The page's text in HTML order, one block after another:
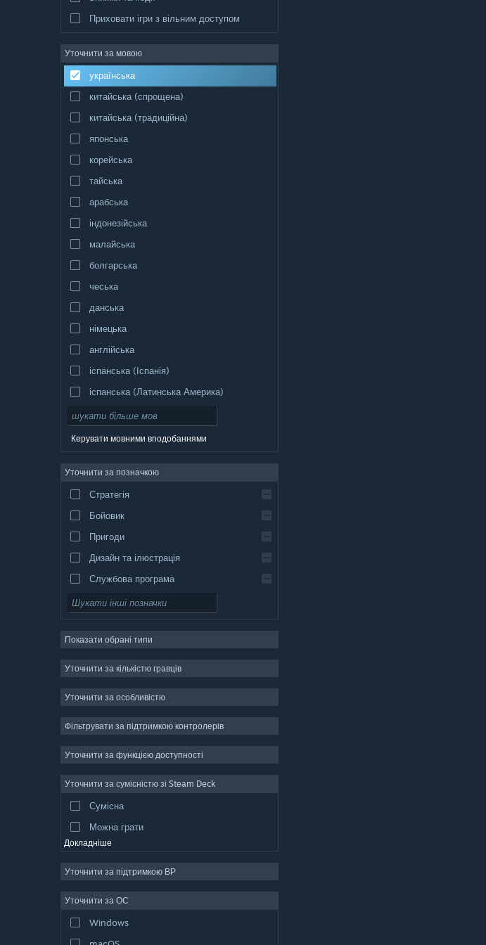
Приховати ігри з вільним доступом
Уточнити за мовою
українська
китайська (спрощена)
китайська (традиційна)
японська
корейська
тайська
арабська
індонезійська
малайська
болгарська
чеська
данська
німецька
англійська
іспанська (Іспанія)
іспанська (Латинська Америка)
Керувати мовними вподобаннями
Уточнити за позначкою
Стратегія
Бойовик
Пригоди
Дизайн та ілюстрація
Службова програма
Вільний доступ
Масова багатокористувацька
Симулятор
Створення відео
Обробка фотографій
Показати обрані типи
Уточнити за кількістю гравців
Уточнити за особливістю
Фільтрувати за підтримкою контролерів
Уточнити за функцією доступності
Уточнити за сумісністю зі Steam Deck
Сумісна
Можна грати
Докладніше
Уточнити за підтримкою ВР
Уточнити за ОС
Windows